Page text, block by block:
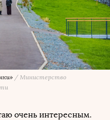
/ Министерство
очень интересным.